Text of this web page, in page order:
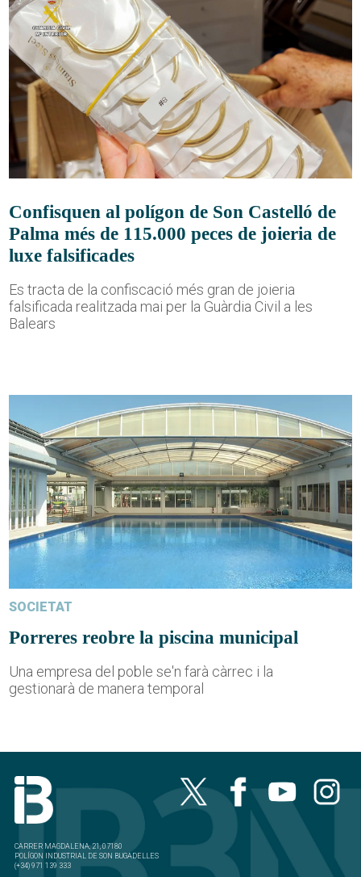
Confisquen al polígon de Son Castelló de
Palma més de 115.000 peces de joieria de
luxe falsificades
Es tracta de la confiscació més gran de joieria
falsificada realitzada mai per la Guàrdia Civil a les
Balears
SOCIETAT
Porreres reobre la piscina municipal
Una empresa del poble se'n farà càrrec i la
gestionarà de manera temporal
CARRER MAGDALENA, 21, 07180
POLÍGON INDUSTRIAL DE SON BUGADELLES
(+34) 971 139 333